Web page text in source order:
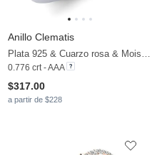
Anillo Clematis
Plata 925 & Cuarzo rosa & Moissanita
0.776 crt - AAA
$317.00
a partir de $228